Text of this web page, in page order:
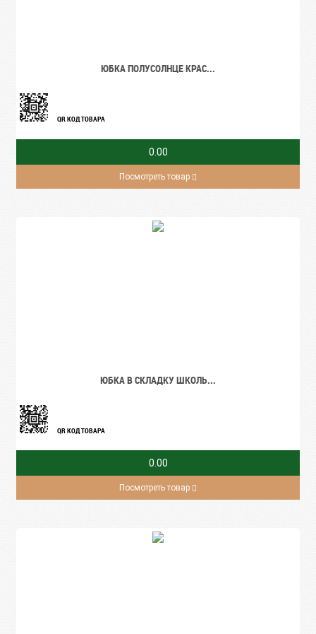
ЮБКА ПОЛУСОЛНЦЕ КРАС...
QR КОД ТОВАРА
0.00
Посмотреть товар
ЮБКА В СКЛАДКУ ШКОЛЬ...
QR КОД ТОВАРА
0.00
Посмотреть товар